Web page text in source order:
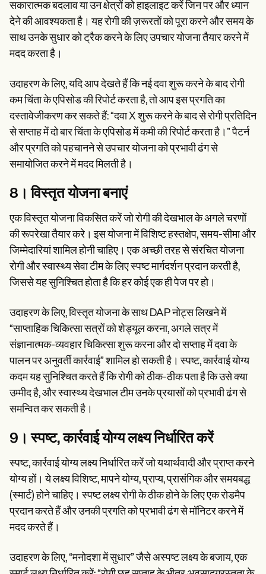
सकारात्मक बदलाव या उन क्षेत्रों को हाइलाइट करें जिन पर और ध्यान
देने की आवश्यकता है। यह रोगी की ज़रूरतों को पूरा करने और समय के
साथ उनके सुधार को ट्रैक करने के लिए उपचार योजना तैयार करने में
मदद करता है।
उदाहरण के लिए, यदि आप देखते हैं कि नई दवा शुरू करने के बाद रोगी
कम चिंता के एपिसोड की रिपोर्ट करता है, तो आप इस प्रगति का
दस्तावेजीकरण कर सकते हैं: “दवा X शुरू करने के बाद से रोगी प्रतिदिन
से सप्ताह में दो बार चिंता के एपिसोड में कमी की रिपोर्ट करता है।” पैटर्न
और प्रगति को पहचानने से उपचार योजना को प्रभावी ढंग से
समायोजित करने में मदद मिलती है।
8। विस्तृत योजना बनाएं
एक विस्तृत योजना विकसित करें जो रोगी की देखभाल के अगले चरणों
की रूपरेखा तैयार करे। इस योजना में विशिष्ट हस्तक्षेप, समय-सीमा और
जिम्मेदारियां शामिल होनी चाहिए। एक अच्छी तरह से संरचित योजना
रोगी और स्वास्थ्य सेवा टीम के लिए स्पष्ट मार्गदर्शन प्रदान करती है,
जिससे यह सुनिश्चित होता है कि हर कोई एक ही पेज पर हो।
उदाहरण के लिए, विस्तृत योजना के साथ DAP नोट्स लिखने में
“साप्ताहिक चिकित्सा सत्रों को शेड्यूल करना, अगले सत्र में
संज्ञानात्मक-व्यवहार चिकित्सा शुरू करना और दो सप्ताह में दवा के
पालन पर अनुवर्ती कार्रवाई” शामिल हो सकती है। स्पष्ट, कार्रवाई योग्य
कदम यह सुनिश्चित करते हैं कि रोगी को ठीक-ठीक पता है कि उसे क्या
उम्मीद है, और स्वास्थ्य देखभाल टीम उनके प्रयासों को प्रभावी ढंग से
समन्वित कर सकती है।
9। स्पष्ट, कार्रवाई योग्य लक्ष्य निर्धारित करें
स्पष्ट, कार्रवाई योग्य लक्ष्य निर्धारित करें जो यथार्थवादी और प्राप्त करने
योग्य हों। ये लक्ष्य विशिष्ट, मापने योग्य, प्राप्य, प्रासंगिक और समयबद्ध
(स्मार्ट) होने चाहिए। स्पष्ट लक्ष्य रोगी के ठीक होने के लिए एक रोडमैप
प्रदान करते हैं और उनकी प्रगति को प्रभावी ढंग से मॉनिटर करने में
मदद करते हैं।
उदाहरण के लिए, “मनोदशा में सुधार” जैसे अस्पष्ट लक्ष्य के बजाय, एक